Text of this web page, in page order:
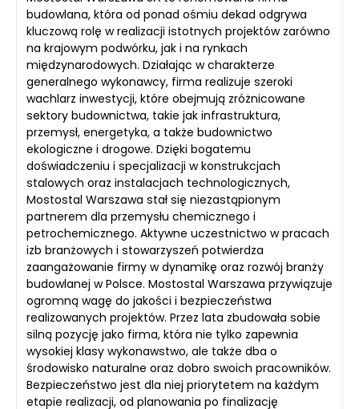
budowlana, która od ponad ośmiu dekad odgrywa
kluczową rolę w realizacji istotnych projektów zarówno
na krajowym podwórku, jak i na rynkach
międzynarodowych. Działając w charakterze
generalnego wykonawcy, firma realizuje szeroki
wachlarz inwestycji, które obejmują zróżnicowane
sektory budownictwa, takie jak infrastruktura,
przemysł, energetyka, a także budownictwo
ekologiczne i drogowe. Dzięki bogatemu
doświadczeniu i specjalizacji w konstrukcjach
stalowych oraz instalacjach technologicznych,
Mostostal Warszawa stał się niezastąpionym
partnerem dla przemysłu chemicznego i
petrochemicznego. Aktywne uczestnictwo w pracach
izb branżowych i stowarzyszeń potwierdza
zaangażowanie firmy w dynamikę oraz rozwój branży
budowlanej w Polsce. Mostostal Warszawa przywiązuje
ogromną wagę do jakości i bezpieczeństwa
realizowanych projektów. Przez lata zbudowała sobie
silną pozycję jako firma, która nie tylko zapewnia
wysokiej klasy wykonawstwo, ale także dba o
środowisko naturalne oraz dobro swoich pracowników.
Bezpieczeństwo jest dla niej priorytetem na każdym
etapie realizacji, od planowania po finalizację